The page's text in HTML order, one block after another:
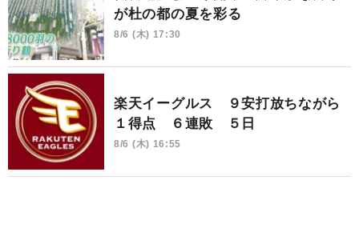
が杜の都の夏を彩る
8/6 (木) 17:30
楽天イーグルス ９安打放ちながら
１得点 ６連敗 ５日
8/6 (木) 16:55